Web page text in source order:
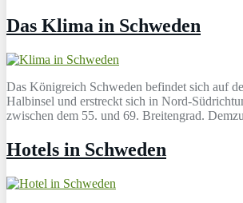
Das Klima in Schweden
Das Königreich Schweden befindet sich auf
Halbinsel und erstreckt sich in Nord-
zwischen dem 55. und 69. Breitengrad.
Hotels in Schweden